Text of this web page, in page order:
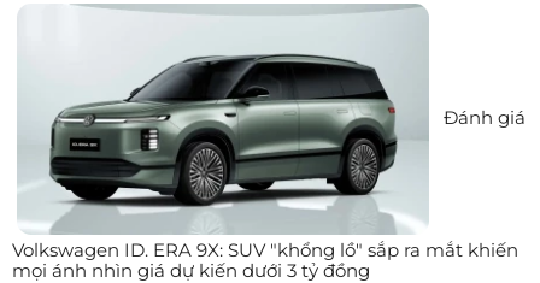
Đánh giá
Volkswagen ID. ERA 9X: SUV "khổng lồ" sắp ra mắt khiến
mọi ánh nhìn giá dự kiến dưới 3 tỷ đồng